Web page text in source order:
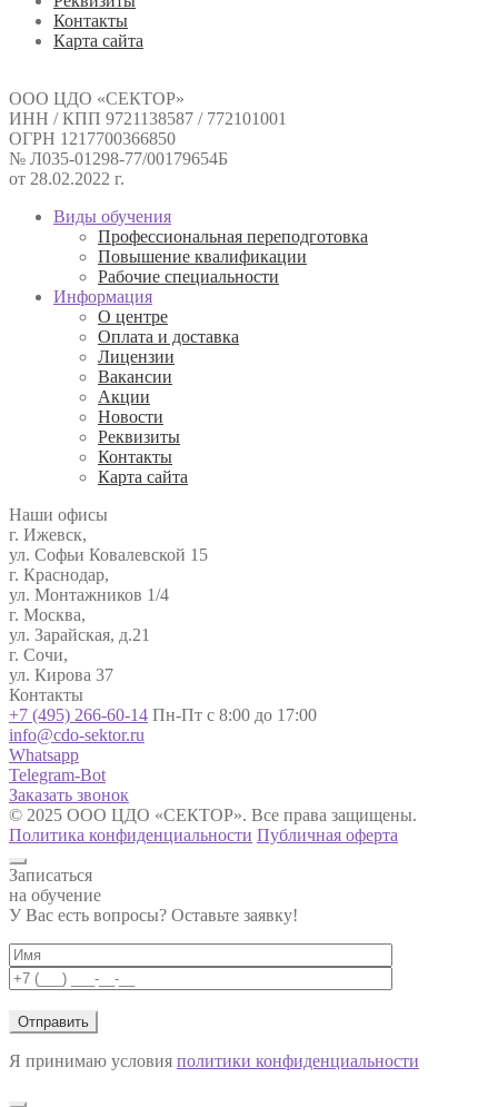
Контакты
Карта сайта
ООО ЦДО «СЕКТОР»
ИНН / КПП 9721138587 / 772101001
ОГРН 1217700366850
№ Л035-01298-77/00179654Б
от 28.02.2022 г.
Виды обучения
Профессиональная переподготовка
Повышение квалификации
Рабочие специальности
Информация
О центре
Оплата и доставка
Лицензии
Вакансии
Акции
Новости
Реквизиты
Контакты
Карта сайта
Наши офисы
г. Ижевск,
ул. Софьи Ковалевской 15
г. Краснодар,
ул. Монтажников 1/4
г. Москва,
ул. Зарайская, д.21
г. Сочи,
ул. Кирова 37
Контакты
+7 (495) 266-60-14 Пн-Пт с 8:00 до 17:00
info@cdo-sektor.ru
Whatsapp
Telegram-Bot
Заказать звонок
© 2025 ООО ЦДО «СЕКТОР». Все права защищены.
Политика конфиденциальности Публичная оферта
Записаться
на обучение
У Вас есть вопросы? Оставьте заявку!
Я принимаю условия политики конфиденциальности